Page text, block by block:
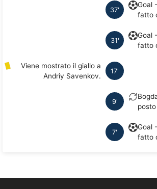
37'
Goal
fatto
31'
Goal
fatto
17'
Viene mostrato il giallo a
Andriy Savenkov.
9'
7'
Goal
fatto